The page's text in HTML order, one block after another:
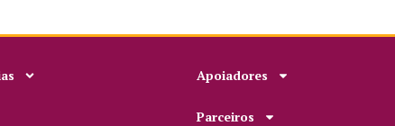
Apoiadores
Parceiros